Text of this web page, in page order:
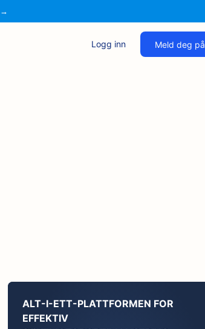
→
Logg inn Meld deg på
ALT-I-ETT-PLATTFORMEN FOR
EFFEKTIV